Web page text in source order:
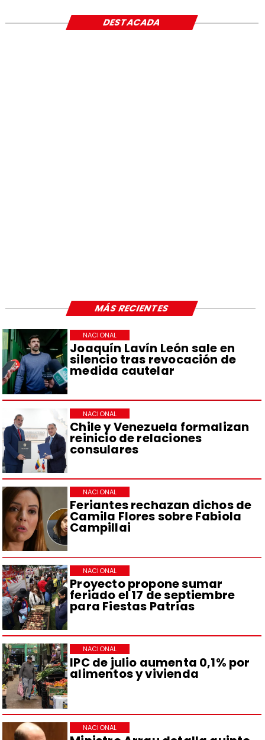
Joaquín Lavín León sale en
silencio tras revocación de
medida cautelar
NACIONAL
Chile y Venezuela formalizan
reinicio de relaciones
consulares
NACIONAL
Feriantes rechazan dichos de
Camila Flores sobre Fabiola
Campillai
NACIONAL
Proyecto propone sumar
feriado el 17 de septiembre
para Fiestas Patrias
NACIONAL
IPC de julio aumenta 0,1% por
alimentos y vivienda
NACIONAL
NACIONAL
DESTACADA
MÁS RECIENTES